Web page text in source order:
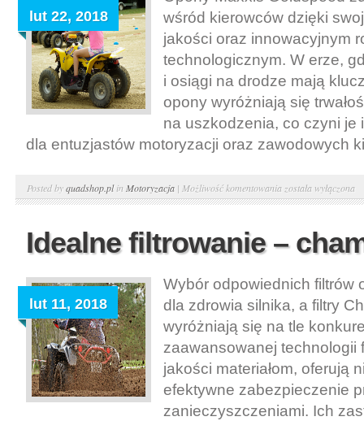
lut 22, 2018
wśród kierowców dzięki
jakości oraz innowacyjnym
technologicznym. W erze,
i osiągi na drodze mają
opony wyróżniają się
na uszkodzenia, co czyni je
dla entuzjastów motoryzacji oraz zawodowych
Posted byquadshop.plin Motoryzacja | Możliwość komentowania Maxxis
goldspeed.
jakość
została wyłączona
Idealne filtrowanie –
lut 11, 2018
Wybór odpowiednich filtrów
dla zdrowia silnika, a filtry
wyróżniają się na tle
zaawansowanej technologii
jakości materiałom, oferują
efektywne zabezpieczenie
zanieczyszczeniami. Ich